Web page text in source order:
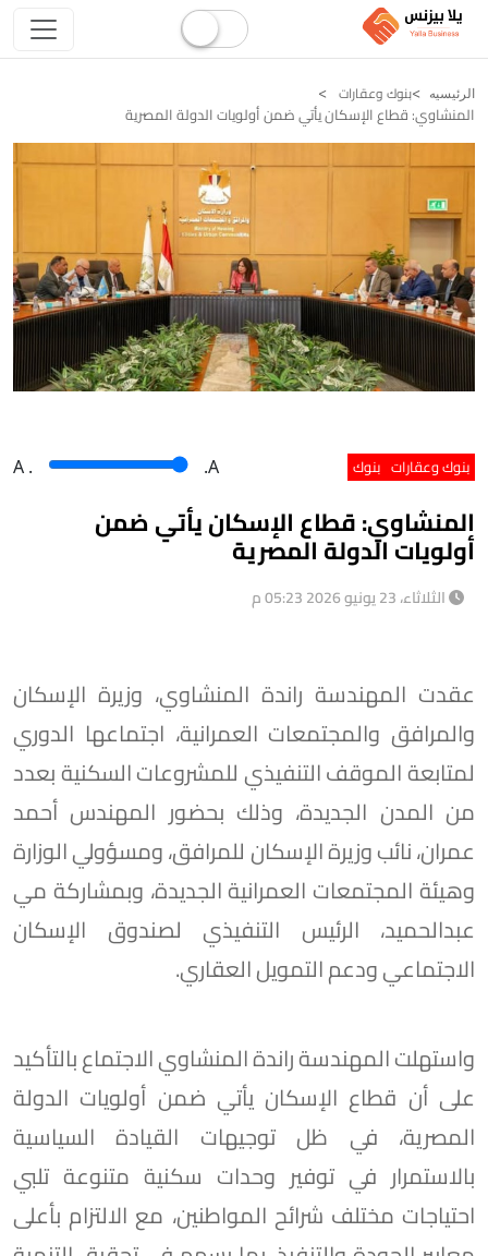
الرئيسيه بنوك وعقارات
المنشاوي: قطاع الإسكان يأتي ضمن أولويات الدولة المصرية
بنوك وعقارات بنوك A . .A
المنشاوي: قطاع الإسكان يأتي ضمن
أولويات الدولة المصرية
الثلاثاء، 23 يونيو 2026 05:23 م
عقدت المهندسة راندة المنشاوي، وزيرة الإسكان
والمرافق والمجتمعات العمرانية، اجتماعها الدوري
لمتابعة الموقف التنفيذي للمشروعات السكنية بعدد
من المدن الجديدة، وذلك بحضور المهندس أحمد
عمران، نائب وزيرة الإسكان للمرافق، ومسؤولي الوزارة
وهيئة المجتمعات العمرانية الجديدة، وبمشاركة مي
عبدالحميد، الرئيس التنفيذي لصندوق الإسكان
الاجتماعي ودعم التمويل العقاري.
واستهلت المهندسة راندة المنشاوي الاجتماع بالتأكيد
على أن قطاع الإسكان يأتي ضمن أولويات الدولة
المصرية، في ظل توجيهات القيادة السياسية
بالاستمرار في توفير وحدات سكنية متنوعة تلبي
احتياجات مختلف شرائح المواطنين، مع الالتزام بأعلى